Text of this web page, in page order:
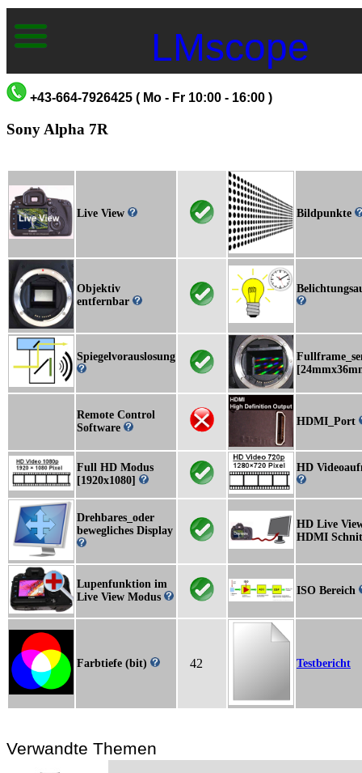
LMscope
+43-664-7926425 ( Mo - Fr 10:00 - 16:00 )
Sony Alpha 7R
Live View Bildpunkte
Objektiv
entfernbar
Spiegelvorauslosung
Remote Control
Software
HDMI_Port
Full HD Modus
[1920x1080]
HD
Drehbares_oder
bewegliches Display
HD Live
HDMI
Lupenfunktion im
Live View Modus
ISO Bereich
Farbtiefe (bit) 42 Testbericht
Verwandte Themen